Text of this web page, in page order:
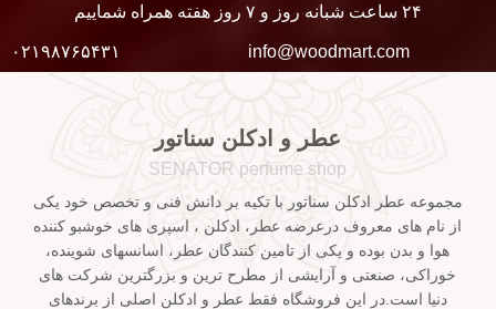
۲۴ ساعت شبانه روز و ۷ روز هفته همراه شماییم
info@woodmart.com ۰۲۱۹۸۷۶۵۴۳۱
عطر و ادکلن سناتور
SENATOR perfume shop
مجموعه عطر ادکلن سناتور با تکیه بر دانش فنی و تخصص خود یکی
از نام های معروف درعرضه عطر، ادکلن ، اسپری های خوشبو کننده
هوا و بدن بوده و یکی از تامین کنندگان عطر، اسانسهای شوینده،
خوراکی، صنعتی و آرایشی از مطرح ترین و بزرگترین شرکت های
دنیا است.در این فروشگاه فقط عطر و ادکلن اصلی از برندهای